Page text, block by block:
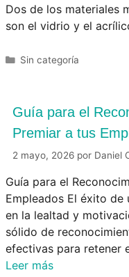
Dos de los materiales
son el vidrio y el
Sin categoría
Guía para el
Premiar a tus
2 mayo, 2026 por Daniel
Guía para el
Empleados El éxito de
en la lealtad y
sólido de
efectivas para retener
Leer más